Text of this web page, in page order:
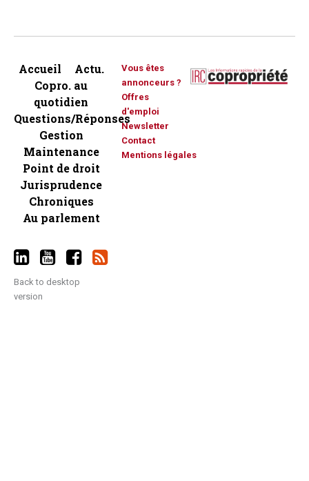
Accueil
Actu.
Copro. au
quotidien
Questions/Réponses
Gestion
Maintenance
Point de droit
Jurisprudence
Chroniques
Au parlement
Vous êtes
annonceurs ?
Offres
d'emploi
Newsletter
Contact
Mentions légales
Back to desktop
version